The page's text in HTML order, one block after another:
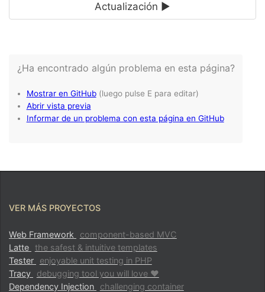
Actualización ►
VER MÁS PROYECTOS
Web Framework
component-based MVC
Latte the safest & intuitive templates
Tester
enjoyable unit testing in PHP
Tracy
debugging tool you will love ♥
Dependency Injection
challenging container